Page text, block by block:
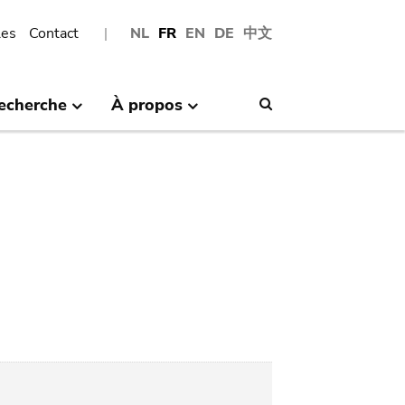
NL FR EN DE 中文
Contact
À propos